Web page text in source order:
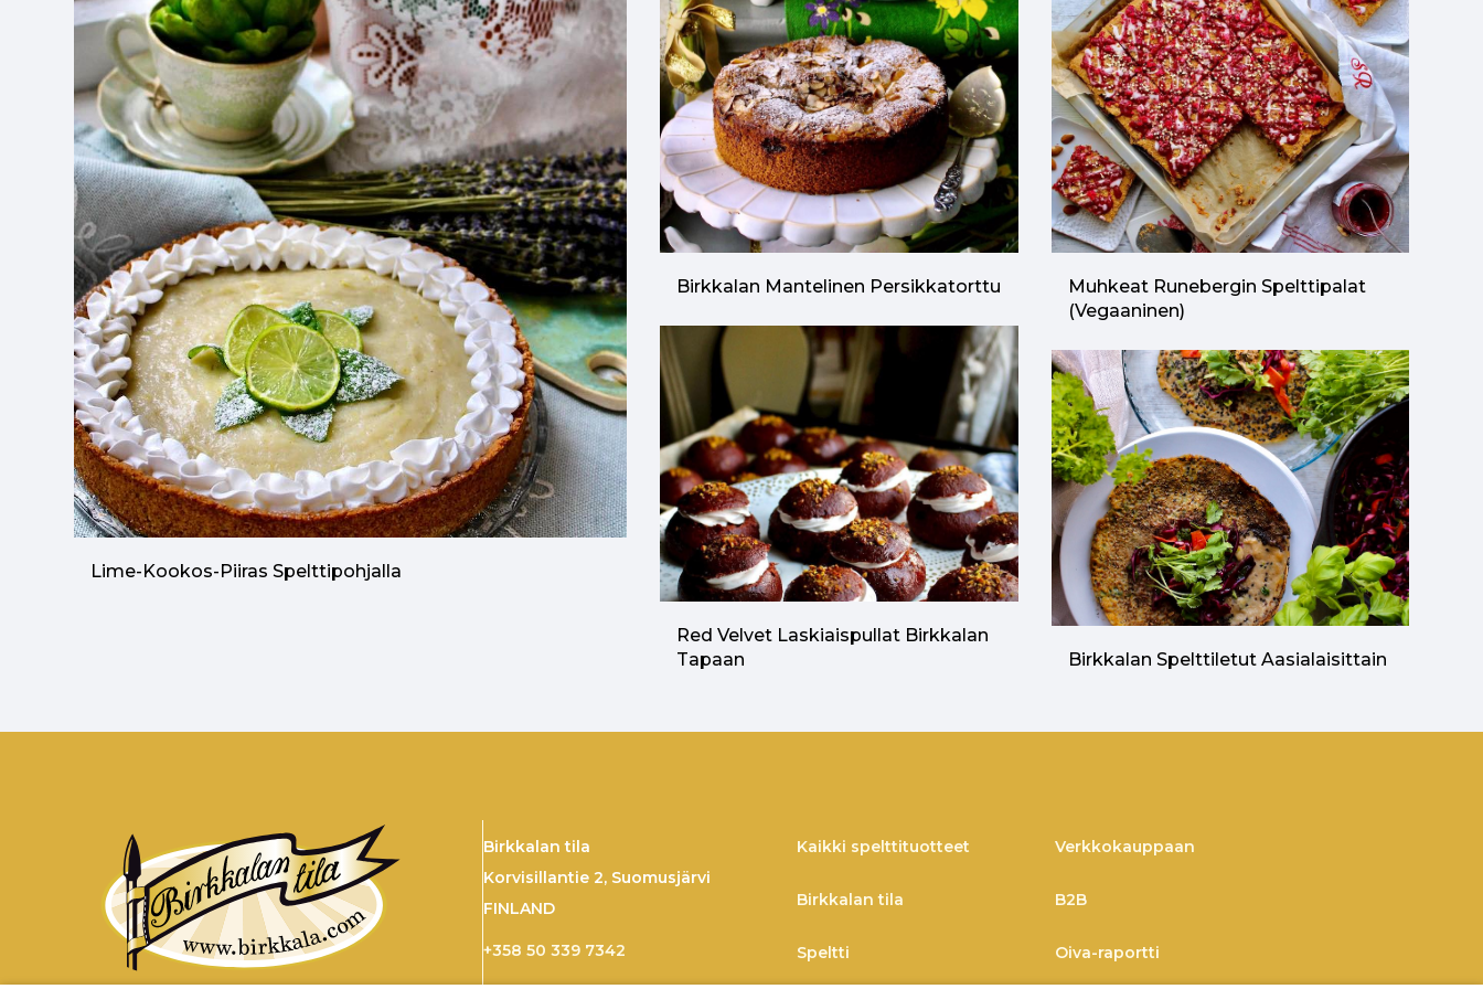
Lime-Kookos-Piiras Spelttipohjalla
Birkkalan Mantelinen Persikkatorttu
Red Velvet Laskiaispullat Birkkalan
Tapaan
Muhkeat Runebergin Spelttipalat
(vegaaninen)
Birkkalan Spelttiletut Aasialaisittain
Birkkalan tila
Korvisillantie 2, Suomusjärvi
FINLAND
+358 50 339 7342
Kaikki spelttituotteet
Birkkalan tila
Speltti
Verkkokauppaan
B2B
Oiva-raportti